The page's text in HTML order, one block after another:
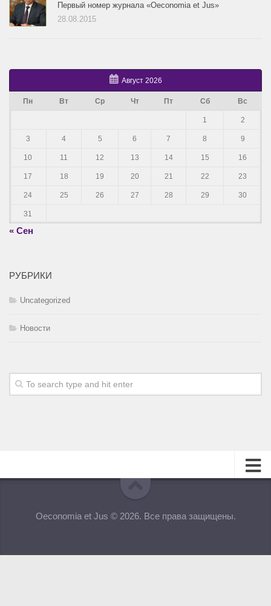
Первый номер журнала «Oeconomia et Jus»
28.08.2015
Август 2026
Пн Вт Ср Чт Пт Сб Вс
1 2
3 4 5 6 7 8 9
10 11 12 13 14 15 16
17 18 19 20 21 22 23
24 25 26 27 28 29 30
31
« Сен
РУБРИКИ
Uncategorized
Новости
Редакционная коллегия
Oeconomia et Jus © 2026. Все права защищены.